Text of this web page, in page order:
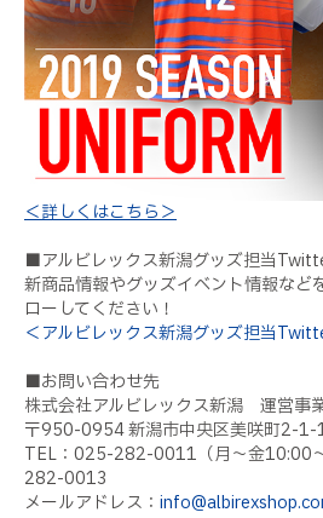
＜詳しくはこちら＞
■アルビレックス新潟グッズ担当
新商品情報やグッズイベント情報など
ローしてください！
＜アルビレックス新潟グッズ担当
■お問い合わせ先
株式会社アルビレックス新潟 運営事
〒950-0954新潟市中央区美咲町2-1-
TEL： 025-282-0011 （月～金10:00
282-0013
メールアドレス：